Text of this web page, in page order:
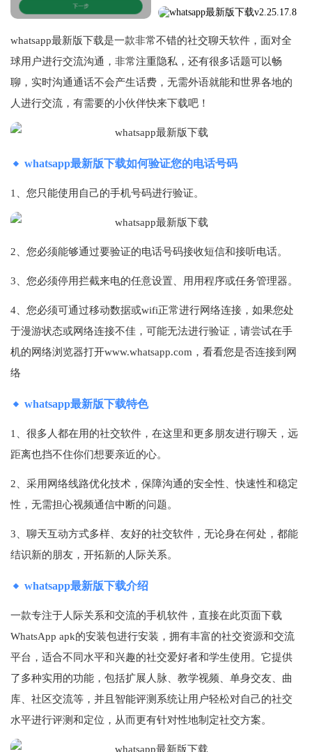
whatsapp最新版下载是一款非常不错的社交聊天软件，面对全
球用户进行交流沟通，非常注重隐私，还有很多话题可以畅
聊，实时沟通通话不会产生话费，无需外语就能和世界各地的
人进行交流，有需要的小伙伴快来下载吧！
whatsapp最新版下载如何验证您的电话号码
1、您只能使用自己的手机号码进行验证。
2、您必须能够通过要验证的电话号码接收短信和接听电话。
3、您必须停用拦截来电的任意设置、用用程序或任务管理器。
4、您必须可通过移动数据或wifi正常进行网络连接，如果您处
于漫游状态或网络连接不佳，可能无法进行验证，请尝试在手
机的网络浏览器打开www.whatsapp.com，看看您是否连接到网
络
whatsapp最新版下载特色
1、很多人都在用的社交软件，在这里和更多朋友进行聊天，远
距离也挡不住你们想要亲近的心。
2、采用网络线路优化技术，保障沟通的安全性、快速性和稳定
性，无需担心视频通信中断的问题。
3、聊天互动方式多样、友好的社交软件，无论身在何处，都能
结识新的朋友，开拓新的人际关系。
whatsapp最新版下载介绍
一款专注于人际关系和交流的手机软件，直接在此页面下载
WhatsApp apk的安装包进行安装，拥有丰富的社交资源和交流
平台，适合不同水平和兴趣的社交爱好者和学生使用。它提供
了多种实用的功能，包括扩展人脉、教学视频、单身交友、曲
库、社区交流等，并且智能评测系统让用户轻松对自己的社交
水平进行评测和定位，从而更有针对性地制定社交方案。